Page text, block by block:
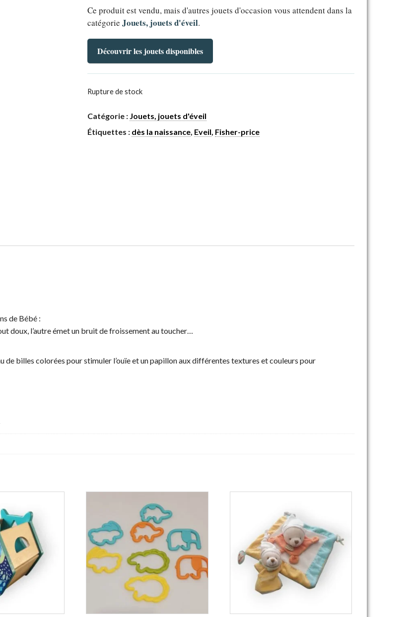
Ce produit est vendu, mais d'autres jouets d'occasion vous attendent dans la
catégorieJouets, jouets d'éveil.
Découvrir les jouets disponibles
Rupture de stock
Catégorie : Jouets, jouets d'éveil
Étiquettes : dès la naissance, Eveil, Fisher-price
de Bébé :
doux, l’autre émet un bruit de froissement au toucher…
de billes colorées pour stimuler l’ouïe et un papillon aux différentes textures et couleurs pour